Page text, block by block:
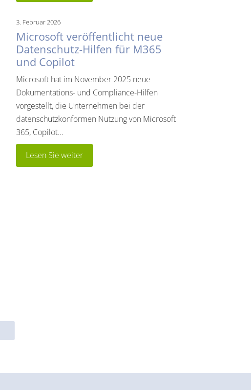
3. Februar 2026
Microsoft veröffentlicht neue
Datenschutz-Hilfen für M365
und Copilot
Microsoft hat im November 2025 neue
Dokumentations- und Compliance-Hilfen
vorgestellt, die Unternehmen bei der
datenschutzkonformen Nutzung von Microsoft
365, Copilot...
Lesen Sie weiter